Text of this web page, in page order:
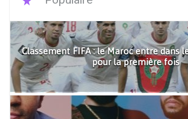
Classement FIFA : le Maroc entre dans
pour la première fois